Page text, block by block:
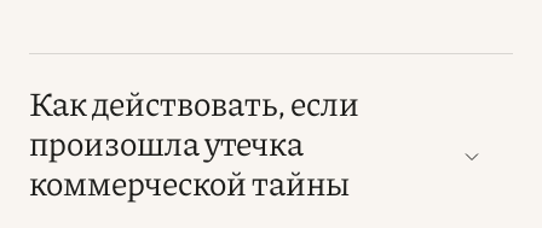
Как действовать, если
произошла утечка
коммерческой тайны